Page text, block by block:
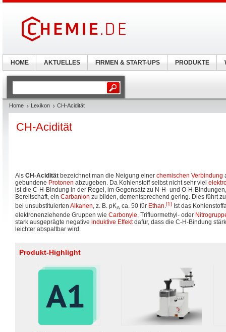
Home Lexikon CH-Acidität
CH-Acidität
Als CH-Acidität bezeichnet man die Neigung einer chemischen Verbindung
gebundene Protonen abzugeben. Da Kohlenstoff selbst nicht sehr viel
ist die C-H-Bindung in der Regel, im Gegensatz zu N-H- und O-H-
Bereitschaft, ein Carbanion zu bilden, dementsprechend gering. Dies führt
bei unsubstituierten Alkanen, z. B. pKA ca. 50 für Ethan.[1]
Ist das
elektronenziehende Gruppen wie Carbonyle, Trifluormethyl- oder
stark ausgeprägte negative induktive Effektdafür, dass die C-H-Bindung
leichter abspaltbar wird.
Produkt-Highlight
HOME AKTUELLES FIRMEN & START-UPS PRODUKTE